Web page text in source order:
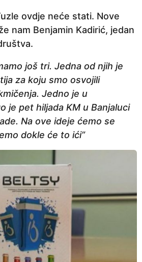
ovdje neće stati. Nove
nam Benjamin Kadirić, jedan
još tri. Jedna od njih je
za koju smo osvojili
Jedno je u
je pet hiljada KM u Banjaluci
Na ove ideje ćemo se
dokle će to ići”